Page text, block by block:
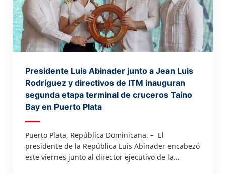
Presidente Luis Abinader junto a Jean Luis
Rodríguez y directivos de ITM inauguran
segunda etapa terminal de cruceros Taíno
Bay en Puerto Plata
Puerto Plata, República Dominicana. – El
presidente de la República Luis Abinader encabezó
este viernes junto al director ejecutivo de la